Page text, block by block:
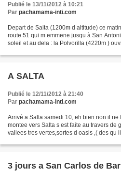
Publié le 13/11/2012 à 10:21
Par pachamama-inti.com
Depart de Salta (1200m d altitude) ce
route 51 qui m emmene jusqu à San
soleil et au dela : la Polvorilla (4220m )
A SALTA
Publié le 12/11/2012 à 21:40
Par pachamama-inti.com
Arrivé a Salta samedi 10, eh bien non il
montee vers Salta s est faite au travers de
vallees tres vertes,sortes d oasis ,( des qu
3 jours a San Carlos de